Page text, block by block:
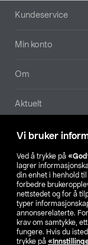
Vi bruker
Ved å trykke på
lagrer
din enhet i henhold til
forbedre
nettstedet og for å
typer
annonserelaterte.
krav om samtykke,
fungere. Hvis du
trykke på
Bunntekst
Kundeservice
Min konto
Om
Aktuelt
Våre selskaper